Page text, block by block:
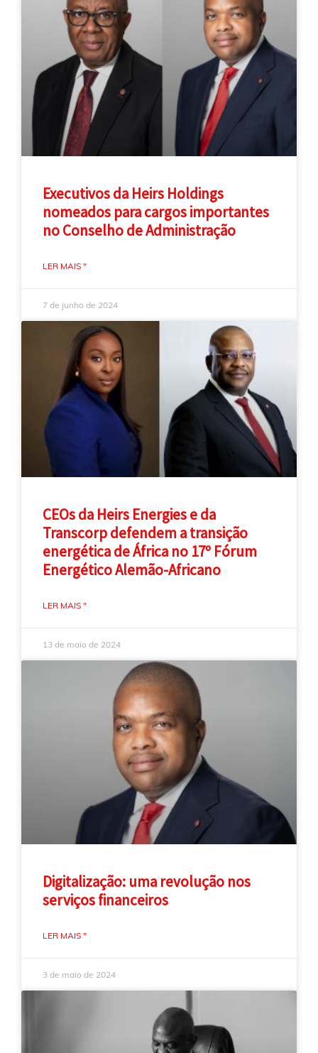
Executivos da Heirs Holdings
nomeados para cargos importantes
no Conselho de Administração
LER MAIS "
7 de junho de 2024
CEOs da Heirs Energies e da
Transcorp defendem a transição
energética de África no 17º Fórum
Energético Alemão-Africano
LER MAIS "
13 de maio de 2024
Digitalização: uma revolução nos
serviços financeiros
LER MAIS "
3 de maio de 2024